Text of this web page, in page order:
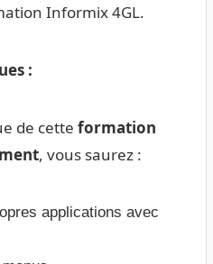
Informix 4GL.
:
de cette formation
, vous saurez :
applications avec